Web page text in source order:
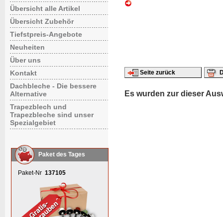
Übersicht alle Artikel
Übersicht Zubehör
Tiefstpreis-Angebote
Neuheiten
Über uns
Kontakt
Dachbleche - Die bessere
Alternative
Trapezblech und
Trapezbleche sind unser
Spezialgebiet
Paket des Tages
Paket-Nr 137105
Seite zurück
Es wurden zur dieser